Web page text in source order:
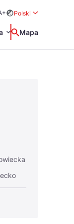
Polski
Wyszukaj
Mapa